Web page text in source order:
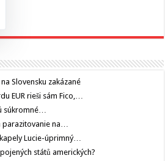
Slovensku zakázané
EUR rieši sám Fico,…
súkromné…
parazitovanie na…
Lucie-úprimný…
států amerických?